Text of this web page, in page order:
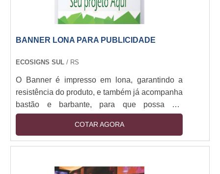
BANNER LONA PARA PUBLICIDADE
ECOSIGNS SUL / RS
O Banner é impresso em lona, garantindo a
resistência do produto, e também já acompanha
bastão e barbante, para que possa ser
pendurado no local desejado.
COTAR AGORA